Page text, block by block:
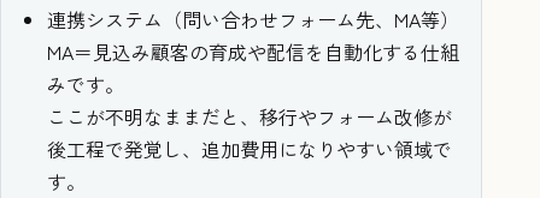
連携システム（問い合わせフォーム先、MA等）
MA＝見込み顧客の育成や配信を自動化する仕組
みです。
ここが不明なままだと、移行やフォーム改修が
後工程で発覚し、追加費用になりやすい領域で
す。